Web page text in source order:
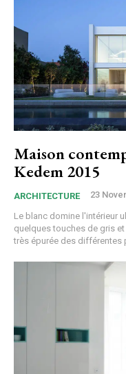
Maison
Kedem 2015
ARCHITECTURE 23
Le blanc domine l'intérieur
quelques touches de gris
très épurée des différentes